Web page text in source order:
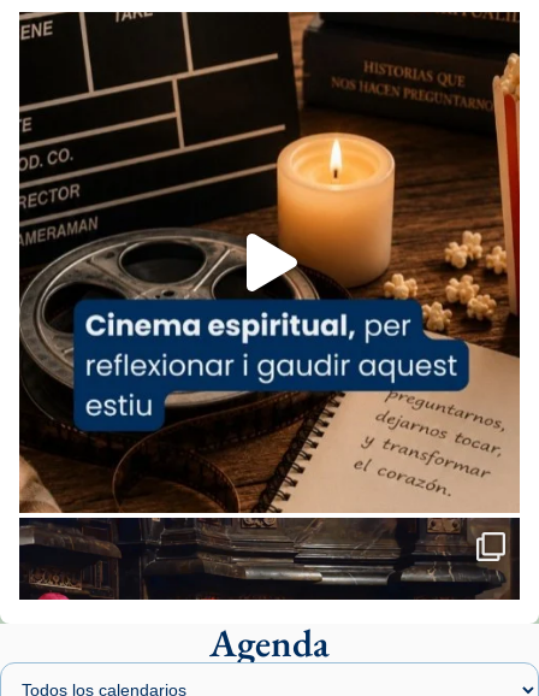
Foto
View on Facebook Share
Arquebisbat de Barcelonais at Catedral
de Barcelona.
1 week ago
Aquest dilluns, 27 de juliol, ha tingut lloc la
missa d’acció de gràcies en agraïment al
comitè organitzador de la visita apostòlica
del Sant Pare Lleó XIV a Barcelona, i als
col·laboradors, a la Catedral de Barcelona.
L’arquebisbe de Barcelona, el cardenal Joan
Josep Omella, ha presidit la missa i l’ha
concelebrat el bisbe auxiliar de Barcelona,
Mons. David Abadías.
📸 Dr. G. Simón
Foto
View on Facebook Share
Arquebisbat de Barcelona
1 week ago Agenda